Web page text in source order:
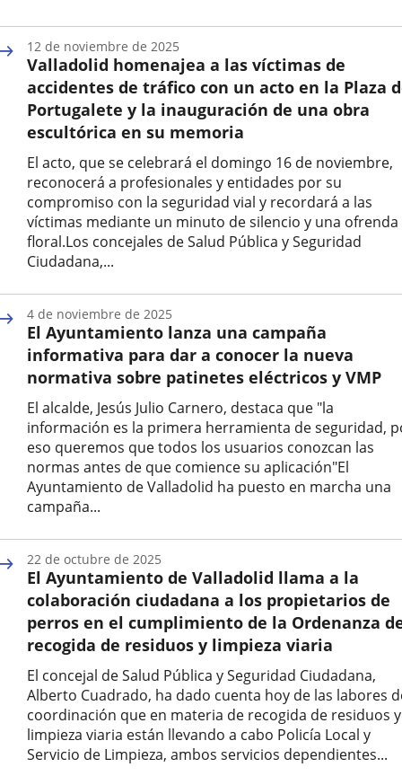
la
noticia
Valladolid homenajea a las víctimas de
accidentes de tráfico con un acto en la Plaza
Portugalete y la inauguración de una obra
escultórica en su memoria
El acto, que se celebrará el domingo 16 de noviembre,
reconocerá a profesionales y entidades por su
compromiso con la seguridad vial y recordará a las
víctimas mediante un minuto de silencio y una ofrenda
floral.Los concejales de Salud Pública y Seguridad
Ciudadana,...
la
noticia
12 de noviembre de 2025
El Ayuntamiento lanza una campaña
informativa para dar a conocer la nueva
normativa sobre patinetes eléctricos y VMP
El alcalde, Jesús Julio Carnero, destaca que "la
información es la primera herramienta de seguridad,
eso queremos que todos los usuarios conozcan las
normas antes de que comience su aplicación"El
Ayuntamiento de Valladolid ha puesto en marcha una
campaña...
la
noticia
4 de noviembre de 2025
El Ayuntamiento de Valladolid llama a la
colaboración ciudadana a los propietarios de
perros en el cumplimiento de la Ordenanza
recogida de residuos y limpieza viaria
El concejal de Salud Pública y Seguridad Ciudadana,
Alberto Cuadrado, ha dado cuenta hoy de las labores
coordinación que en materia de recogida de residuos y
limpieza viaria están llevando a cabo Policía Local y
Servicio de Limpieza, ambos servicios dependientes...
22 de octubre de 2025